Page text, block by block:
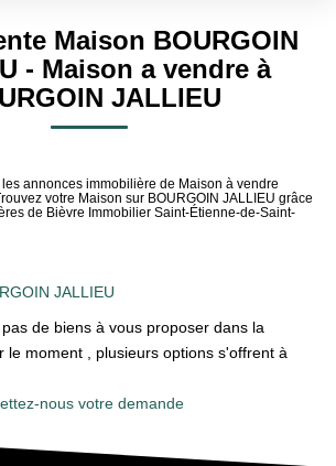
BIENS VENDUS
Qui Sommes Nous
CONTACT
Créer une alerte
Maison BOURGOIN
- Maison a vendre à
JALLIEU
annonces immobilière de Maison à vendre
votre Maison sur BOURGOIN JALLIEU grâce
de Bièvre Immobilier Saint-Étienne-de-Saint-
JALLIEU
de biens à vous proposer dans la
le moment , plusieurs options s'offrent à
nous votre demande